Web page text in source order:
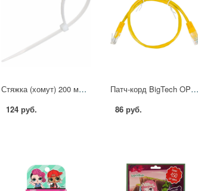
Стяжка (хомут) 200 мм x 4,5 мм,Bigtech BT-CT-200-45-W,нейлон,бел,100 шт/уп 2157526
124 руб.
Патч-корд BigTech OPCC019 UTP CCA кат.5e/0.5м/литой/многожильн (желтый) 1883297
86 руб.